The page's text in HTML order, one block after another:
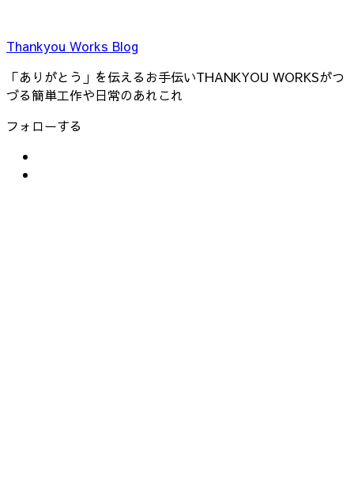
Thankyou Works Blog
「ありがとう」を伝えるお手伝いTHANKYOU WORKSがつ
づる簡単工作や日常のあれこれ
フォローする